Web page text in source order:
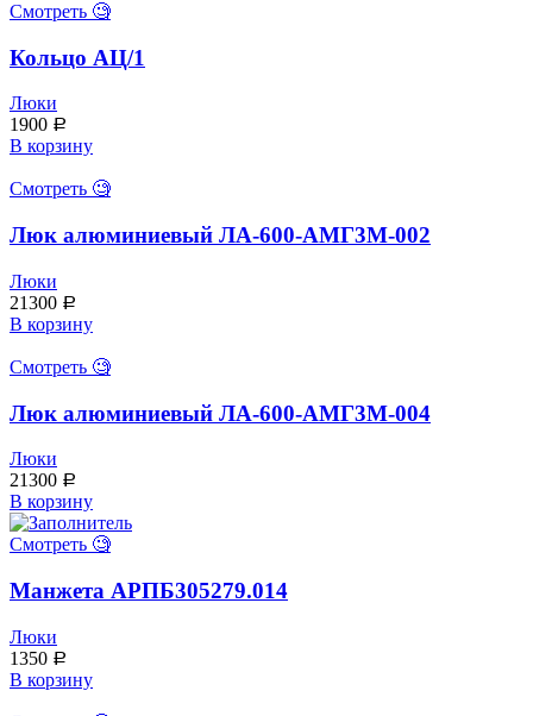
Смотреть 🧐
Кольцо АЦ/1
Люки
1900 Р
В корзину
Смотреть 🧐
Люк алюминиевый ЛА-600-АМГ3М-002
Люки
21300 Р
В корзину
Смотреть 🧐
Люк алюминиевый ЛА-600-АМГ3М-004
Люки
21300 Р
В корзину
Смотреть 🧐
Манжета АРПБ305279.014
Люки
1350 Р
В корзину